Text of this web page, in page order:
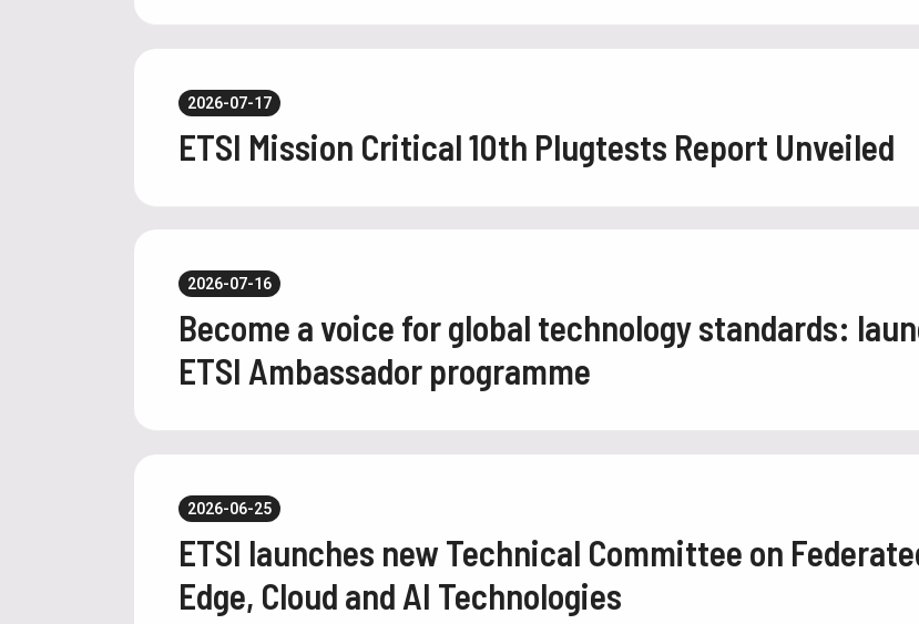
ETSI Mission Critical 10th Plugtests Report Unveiled
2026-07-17
Become a voice for global technology standards:
ETSI Ambassador programme
2026-07-16
ETSI launches new Technical Committee on
Edge, Cloud and AI Technologies
2026-06-25